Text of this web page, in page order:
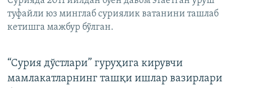
туфайли юз минглаб суриялик ватанини ташлаб
кетишга мажбур бўлган.
“Сурия дўстлари” гуруҳига кирувчи
мамлакатларнинг ташқи ишлар вазирлари